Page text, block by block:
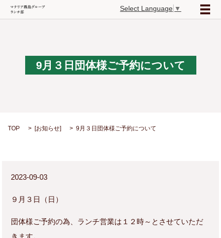
Select Language ▼
メ
9月３日団体様ご予約について
TOP [お知らせ] 9月３日団体様ご予約について
2023-09-03
９月３日（日）
団体様ご予約の為、ランチ営業は１２時～とさせていただ
きます。